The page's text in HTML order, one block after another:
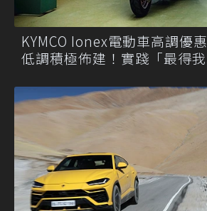
KYMCO Ionex電動車高調優
低調積極佈建！實踐「最得